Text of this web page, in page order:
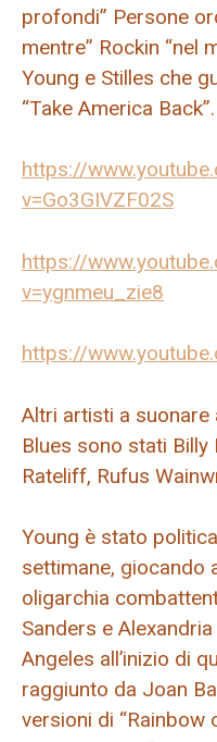
profondi” Persone
mentre” Rockin “nel
Young e Stilles che
“Take America Back”.
https://
v=Go3GIVZF02S
https://
v=ygnmeu_zie8
https://
Altri artisti a suonare
Blues sono stati Billy
Rateliff, Rufus
Young è stato
settimane, giocando
oligarchia
Sanders e
Angeles all’inizio di
raggiunto da Joan
versioni di “Rainbow